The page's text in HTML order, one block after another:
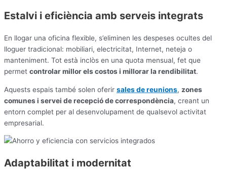
Estalvi i eficiència amb serveis integrats
En llogar una oficina flexible, s’eliminen les despeses ocultes del
lloguer tradicional: mobiliari, electricitat, Internet, neteja o
manteniment. Tot està inclòs en una quota mensual, fet que
permet controlar millor els costos i millorar la rendibilitat.
Aquests espais també solen oferir sales de reunions, zones
comunes i servei de recepció de correspondència, creant un
entorn complet per al desenvolupament de qualsevol activitat
empresarial.
Adaptabilitat i modernitat